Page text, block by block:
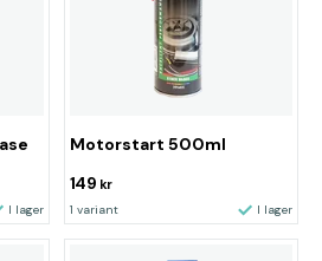
I lager
Motorstart 500ml
149 kr
1 variant I lager